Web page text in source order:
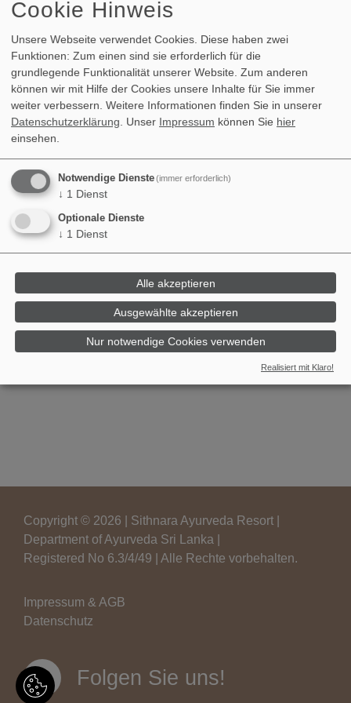
Cookie Hinweis
Unsere Webseite verwendet Cookies. Diese haben zwei
Funktionen: Zum einen sind sie erforderlich für die
grundlegende Funktionalität unserer Website. Zum anderen
können wir mit Hilfe der Cookies unsere Inhalte für Sie immer
weiter verbessern. Weitere Informationen finden Sie in unserer
Datenschutzerklärung. Unser Impressum können Sie hier
einsehen.
Notwendige Dienste(immer erforderlich)
↓ 1 Dienst
Optionale Dienste
↓ 1 Dienst
Nur notwendige Cookies verwenden
Ausgewählte akzeptieren
Alle akzeptieren
Realisiert mit Klaro!
Impressionen aus dem Sithnara Ayurveda
Resort | Anamnese mit unseren beiden
Ärtinnen, Dr. Iresha und Dr. Menicke, mit
Pulsdiagnostik
Copyright © 2026 | Sithnara Ayurveda Resort |
Department of Ayurveda Sri Lanka |
Registered No 6.3/4/49 | Alle Rechte vorbehalten.
Impressum & AGB
Datenschutz
Folgen Sie uns!